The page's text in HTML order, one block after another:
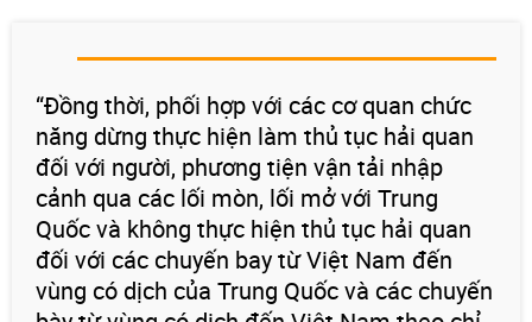
“Đồng thời, phối hợp với các cơ quan chức
năng dừng thực hiện làm thủ tục hải quan
đối với người, phương tiện vận tải nhập
cảnh qua các lối mòn, lối mở với Trung
Quốc và không thực hiện thủ tục hải quan
đối với các chuyến bay từ Việt Nam đến
vùng có dịch của Trung Quốc và các chuyến